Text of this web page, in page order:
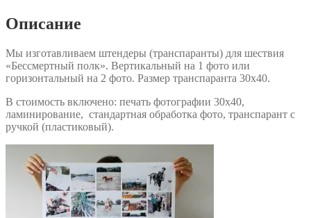
Описание
Мы изготавливаем штендеры (транспаранты) для шествия
«Бессмертный полк». Вертикальный на 1 фото или
горизонтальный на 2 фото. Размер транспаранта 30х40.
В стоимость включено: печать фотографии 30х40,
ламинирование, стандартная обработка фото, транспарант с
ручкой (пластиковый).